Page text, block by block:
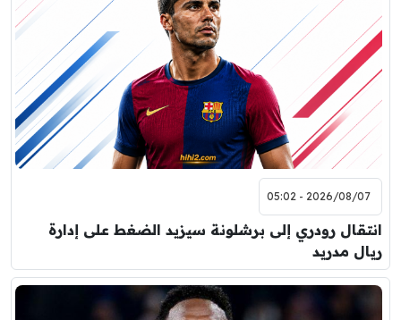
2026/08/07 - 05:02
انتقال رودري إلى برشلونة سيزيد الضغط على إدارة
ريال مدريد